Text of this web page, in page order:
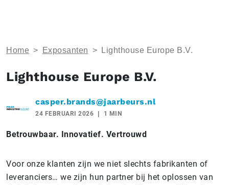
Home > Exposanten > Lighthouse Europe B.V.
Lighthouse Europe B.V.
casper.brands@jaarbeurs.nl
24 FEBRUARI 2026 1 MIN
Betrouwbaar. Innovatief. Vertrouwd
Voor onze klanten zijn we niet slechts fabrikanten of
leveranciers… we zijn hun partner bij het oplossen van